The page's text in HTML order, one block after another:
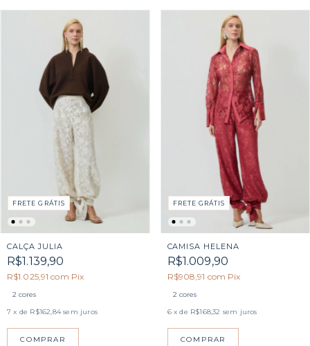
FRETE GRÁTIS
CALÇA JULIA
R$1.139,90
R$1.025,91com Pix
2 cores
7 x de R$162,84 sem juros
COMPRAR
FRETE GRÁTIS
CAMISA HELENA
R$1.009,90
R$908,91 com Pix
2 cores
6 x de R$168,32 sem juros
COMPRAR